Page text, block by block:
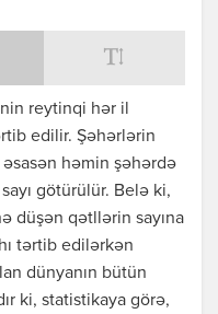
reytinqi hər il
edilir. Şəhərlərin
əsasən həmin şəhərdə
götürülür. Belə ki,
düşən qətllərin sayına
tərtib edilərkən
dünyanın bütün
ki, statistikaya görə,